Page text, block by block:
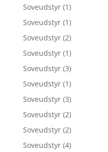
Soveudstyr (1)
Soveudstyr (1)
Soveudstyr (2)
Soveudstyr (1)
Soveudstyr (3)
Soveudstyr (1)
Soveudstyr (3)
Soveudstyr (2)
Soveudstyr (2)
Soveudstyr (4)